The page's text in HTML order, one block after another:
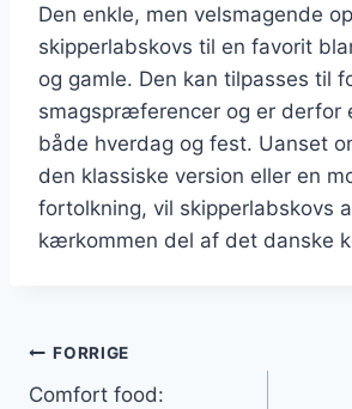
Den enkle, men velsmagende
skipperlabskovs til en favorit
og gamle. Den kan tilpasses til
smagspræferencer og er derfor
både hverdag og fest. Uanset
den klassiske version eller en
fortolkning, vil skipperlabskovs
kærkommen del af det danske
Indlægsnavigation
FORRIGE
Comfort food: